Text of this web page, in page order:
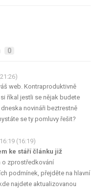
0
web. Kontraproduktivně
říkal jestli se nějak budete
novináři beztrestně
se ty pomluvy řešit?
(16:19)
ke stáří článku již
o zprostředkování
podmínek, přejděte na hlavní
najdete aktualizovanou